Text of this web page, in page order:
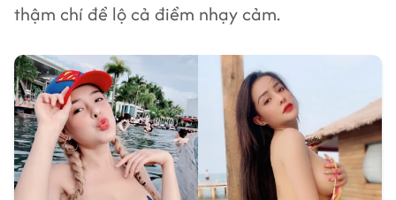
thậm chí để lộ cả điểm nhạy cảm.